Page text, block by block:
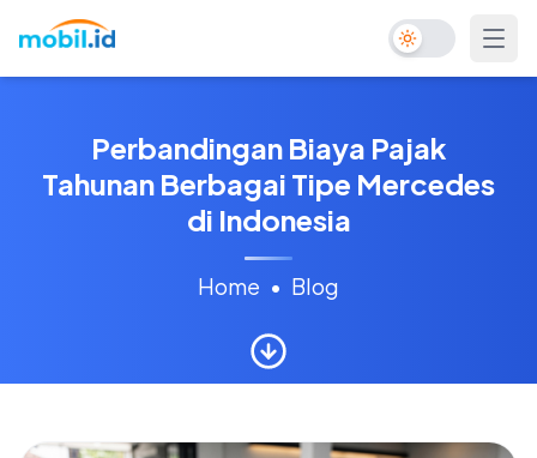
Toggle Dark
Perbandingan Biaya Pajak
Tahunan Berbagai Tipe Mercedes
di Indonesia
Home • Blog